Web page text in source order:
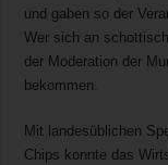
und gaben so der
Wer sich an
der Moderation der
bekommen.
Mit landesüblichen
Chips konnte das